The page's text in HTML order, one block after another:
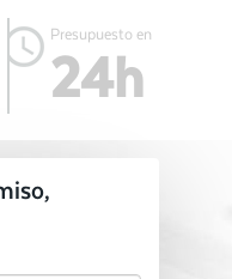
Presupuesto en
24h